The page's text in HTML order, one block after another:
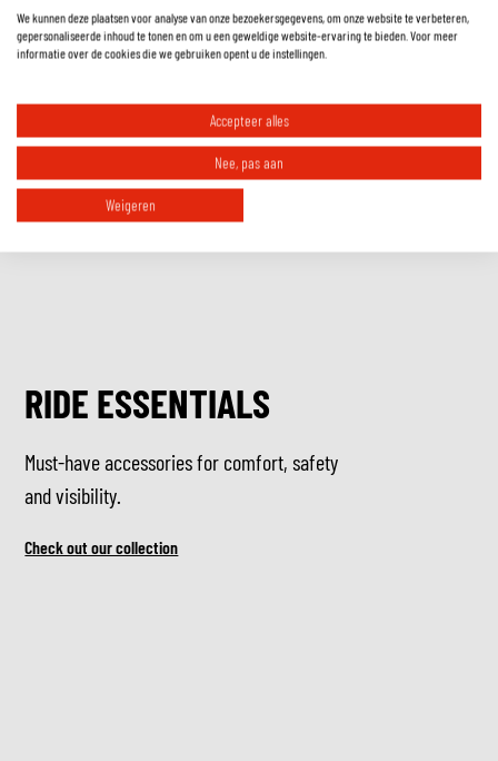
Hoe weet ik welke maat handschoenen ik moet hebben?
Waarom zijn er (bijna) geen 4-seizoenen handschoenen?
RIDE ESSENTIALS
Must-have accessories for comfort, safety
and visibility.
Check out our collection
We kunnen deze plaatsen voor analyse van onze bezoekersgegevens, om onze website te verbeteren,
gepersonaliseerde inhoud te tonen en om u een geweldige website-ervaring te bieden. Voor meer
informatie over de cookies die we gebruiken opent u de instellingen.
Accepteer alles
Nee, pas aan
Weigeren